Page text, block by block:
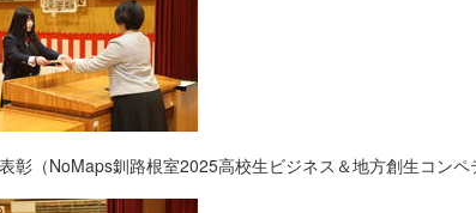
表彰（NoMaps釧路根室2025高校生ビジネス＆地方創生コン